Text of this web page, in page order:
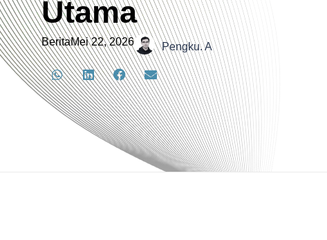
Utama
BeritaMei 22, 2026 Pengku. A